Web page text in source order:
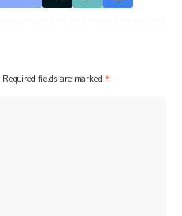
Required fields are marked *